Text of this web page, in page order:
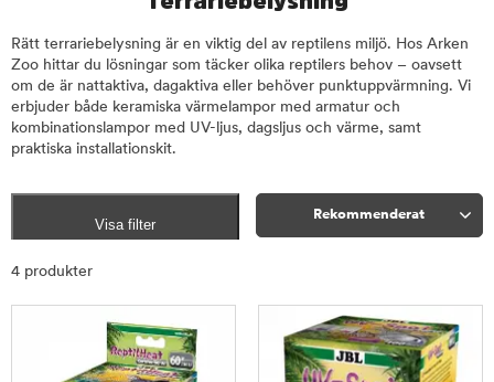
Rätt terrariebelysning är en viktig del av reptilens miljö. Hos Arken
Zoo hittar du lösningar som täcker olika reptilers behov – oavsett
om de är nattaktiva, dagaktiva eller behöver punktuppvärmning. Vi
erbjuder både keramiska värmelampor med armatur och
kombinationslampor med UV-ljus, dagsljus och värme, samt
praktiska installationskit.
Visa filter
Rekommenderat
4 produkter